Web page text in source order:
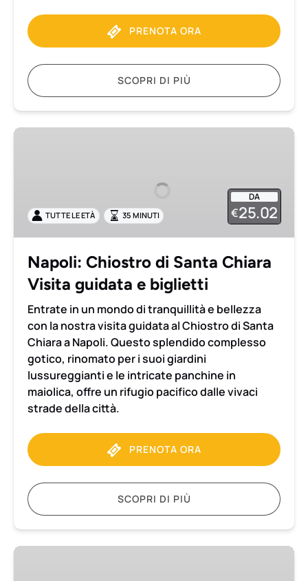
PRENOTA ORA
SCOPRI DI PIÙ
Napoli:
Visita
guidata
biglietti
DA
€25.02
TUTTE LE ETÀ 35 MINUTI
Napoli: Chiostro di Santa Chiara
Visita guidata e biglietti
Entrate in un mondo di tranquillità e bellezza
con la nostra visita guidata al Chiostro di Santa
Chiara a Napoli. Questo splendido complesso
gotico, rinomato per i suoi giardini
lussureggianti e le intricate panchine in
maiolica, offre un rifugio pacifico dalle vivaci
strade della città.
PRENOTA ORA
SCOPRI DI PIÙ
Trasferimento